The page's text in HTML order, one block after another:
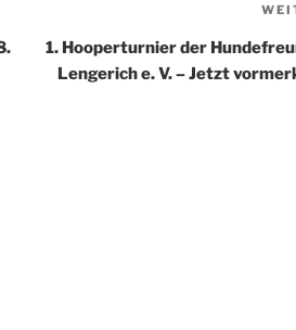
1. Hooperturnier der
Lengerich e. V. – Jetzt